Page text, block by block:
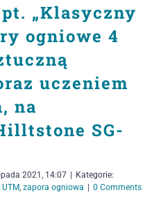
„Klasyczny
ogniowe 4
uczeniem
na
SG-
2021, 14:07 | Kategorie:
UTM zapora ogniowa | 0 Comments